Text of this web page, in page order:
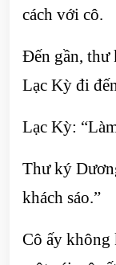
cách với cô.
Đến gần,
Lạc Kỳ đi
Lạc Kỳ:
Thư ký
khách sáo.”
Cô ấy